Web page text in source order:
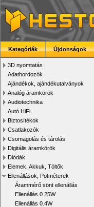
Kategóriák Újdonságok
3D nyomtatás
Adathordozók
Ajándékok, ajándékutalványok
Analóg áramkörök
Audiotechnika
Autó HiFi
Biztosítékok
Csatlakozók
Csomagolás és tárolás
Digitális áramkörök
Diódák
Elemek, Akkuk, Töltők
Ellenállások, Potméterek
Árammérő sönt ellenállás
Ellenállás 0.25W
Ellenállás 0.4W